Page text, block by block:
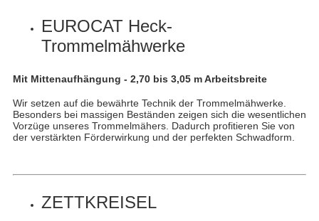
EUROCAT Heck-
Trommelmähwerke
Mit Mittenaufhängung - 2,70 bis 3,05 m Arbeitsbreite
Wir setzen auf die bewährte Technik der Trommelmähwerke.
Besonders bei massigen Beständen zeigen sich die wesentlichen
Vorzüge unseres Trommelmähers. Dadurch profitieren Sie von
der verstärkten Förderwirkung und der perfekten Schwadform.
ZETTKREISEL